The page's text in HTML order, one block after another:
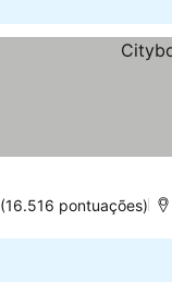
(16.516 pontuações)